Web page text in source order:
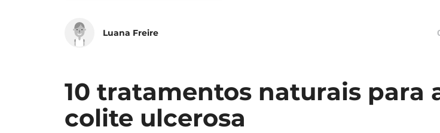
Luana Freire
10 tratamentos naturais para
colite ulcerosa